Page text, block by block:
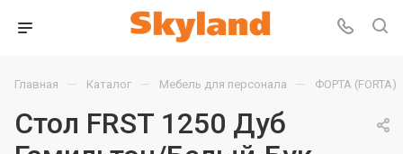
Главная — Каталог — Мебель для персонала — ФОРТА (FORTA)
Стол FRST 1250 Дуб